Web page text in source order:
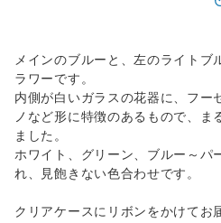
メインのブルーと、左のライトブ
ラワーです。
内側が白いガラスの花器に、フー
ノなど形に特徴のあるもので、ま
ました。
ホワイト、グリーン、ブルー～パ
れ、見飽きない色合わせです。
クリアケースにリボンをかけてお